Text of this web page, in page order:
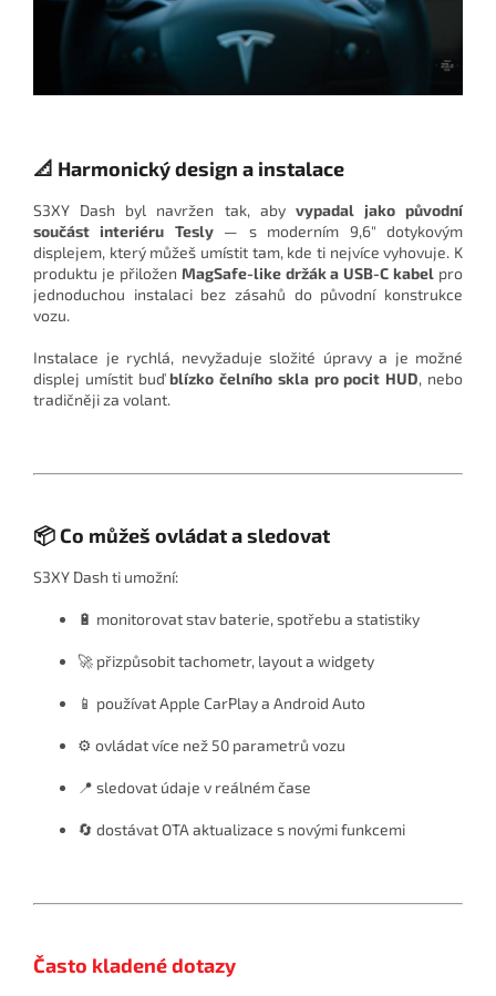
📐 Harmonický design a instalace
S3XY Dash byl navržen tak, aby vypadal jako původní
součást interiéru Tesly— s moderním 9,6" dotykovým
displejem, který můžeš umístit tam, kde ti nejvíce vyhovuje. K
produktu je přiložen MagSafe-like držák a USB-C kabel pro
jednoduchou instalaci bez zásahů do původní konstrukce
vozu.
Instalace je rychlá, nevyžaduje složité úpravy a je možné
displej umístit buďblízko čelního skla pro pocit HUD, nebo
tradičněji za volant.
📦 Co můžeš ovládat a sledovat
S3XY Dash ti umožní:
🔋 monitorovat stav baterie, spotřebu a statistiky
🚀 přizpůsobit tachometr, layout a widgety
📱 používat Apple CarPlay a Android Auto
⚙️ ovládat více než 50 parametrů vozu
📍 sledovat údaje v reálném čase
🔄 dostávat OTA aktualizace s novými funkcemi
Často kladené dotazy